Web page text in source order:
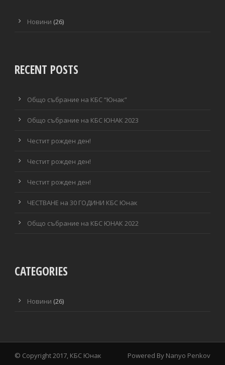
Новини (26)
RECENT POSTS
Общо събрание на КБС “Юнак”
Общо събрание на КБС ЮНАК 2023
Честит рожден ден!
Честит рожден ден!
Честит рожден ден!
ЧЕСТВАНЕ на 30 ГОДИНИ КБС Юнак
Общо събрание на КБС ЮНАК 2022
CATEGORIES
Новини (26)
© Copyright 2017, КБС Юнак Powered By Nanyo Penkov